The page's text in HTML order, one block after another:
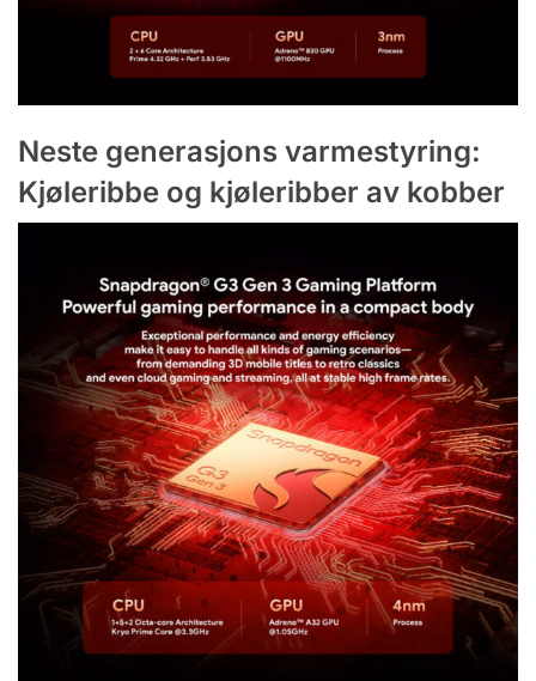
Neste generasjons varmestyring:
Kjøleribbe og kjøleribber av kobber